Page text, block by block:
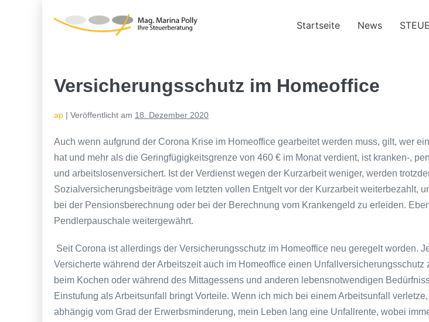
Startseite News
Versicherungsschutz im Homeoffice
ap | Veröffentlicht am 18. Dezember 2020
Auch wenn aufgrund der Corona Krise im Homeoffice gearbeitet werden muss, gilt, wer
hat und mehr als die Geringfügigkeitsgrenze von 460 € im Monat verdient, ist kranken-,
und arbeitslosenversichert. Ist der Verdienst wegen der Kurzarbeit weniger, werden
Sozialversicherungsbeiträge vom letzten vollen Entgelt vor der Kurzarbeit weiterbezahlt,
bei der Pensionsberechnung oder bei der Berechnung vom Krankengeld zu erleiden.
Pendlerpauschale weitergewährt.
Seit Corona ist allerdings der Versicherungsschutz im Homeoffice neu geregelt worden.
Versicherte während der Arbeitszeit auch im Homeoffice einen Unfallversicherungsschutz
beim Kochen oder während des Mittagessens und anderen lebensnotwendigen
Einstufung als Arbeitsunfall bringt Vorteile. Wenn ich mich bei einem Arbeitsunfall
abhängig vom Grad der Erwerbsminderung, mein Leben lang eine Unfallrente, wobei